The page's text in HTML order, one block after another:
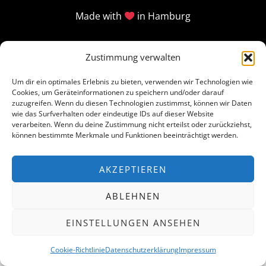
Zustimmung verwalten
Um dir ein optimales Erlebnis zu bieten, verwenden wir Technologien wie
Cookies, um Geräteinformationen zu speichern und/oder darauf
zuzugreifen. Wenn du diesen Technologien zustimmst, können wir Daten
wie das Surfverhalten oder eindeutige IDs auf dieser Website
verarbeiten. Wenn du deine Zustimmung nicht erteilst oder zurückziehst,
können bestimmte Merkmale und Funktionen beeinträchtigt werden.
AKZEPTIEREN
ABLEHNEN
EINSTELLUNGEN ANSEHEN
Cookie-RichtlinieDatenschutzerklärungImpressum
Made with in Hamburg